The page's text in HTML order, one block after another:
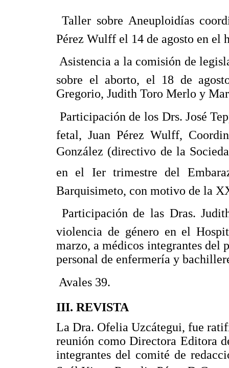
 Taller sobre Aneuploidías
Pérez Wulff el 14 de agosto en el
 Asistencia a la comisión de
sobre el aborto, el 18 de
Gregorio, Judith Toro Merlo y
 Participación de los Drs. José
fetal, Juan Pérez Wulff,
González (directivo de la
en el Ier trimestre del
Barquisimeto, con motivo de la
 Participación de las Dras.
violencia de género en el
marzo, a médicos integrantes del
personal de enfermería y
 Avales 39.
III. REVISTA
La Dra. Ofelia Uzcátegui, fue
reunión como Directora Editora
integrantes del comité de